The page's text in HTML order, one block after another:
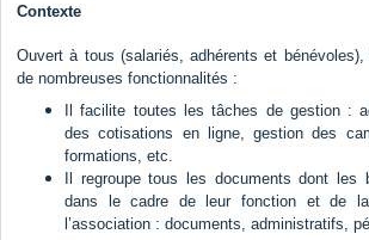
Contexte
Ouvert à tous (salariés, adhérents et
de nombreuses fonctionnalités :
Il facilite toutes les tâches de gestion :
des cotisations en ligne, gestion des
formations, etc.
Il regroupe tous les documents dont les
dans le cadre de leur fonction et de
l’association : documents, administratifs,